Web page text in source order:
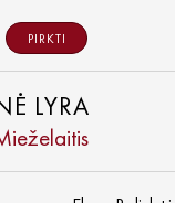
LYRA
PIRKTI